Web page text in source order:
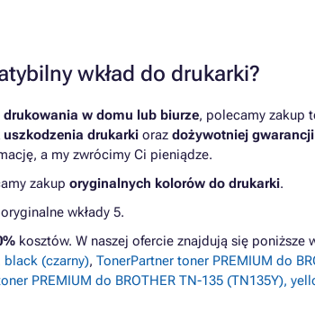
wkład do drukarki?
drukowania w domu lub biurze, polecamy zakup
drukarki oraz dożywotniej gwarancji
a my zwrócimy Ci pieniądze.
zakup oryginalnych kolorów do drukarki.
wkłady 5.
kosztów. W naszej ofercie znajdują się poniższe
black (czarny), TonerPartner toner PREMIUM do
PREMIUM do BROTHER TN-135 (TN135Y),